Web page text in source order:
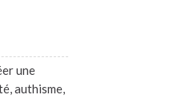
une
authisme,